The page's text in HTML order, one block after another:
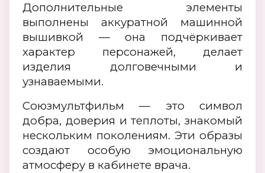
Дополнительные элементы
выполнены аккуратной машинной
вышивкой — она подчёркивает
характер персонажей, делает
изделия долговечными и
узнаваемыми.
Союзмультфильм — это символ
добра, доверия и теплоты, знакомый
нескольким поколениям. Эти образы
создают особую эмоциональную
атмосферу в кабинете врача.